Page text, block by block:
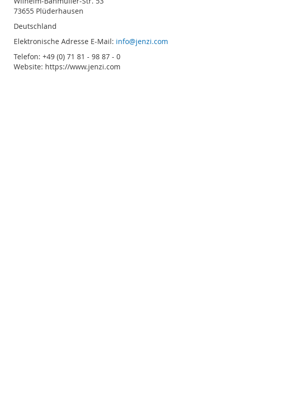
73655 Plüderhausen
Deutschland
Elektronische Adresse E-Mail: info@jenzi.com
Telefon: +49 (0) 71 81 - 98 87 - 0
Website: https://www.jenzi.com